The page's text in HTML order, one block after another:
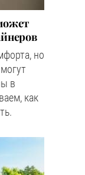
но
в
как